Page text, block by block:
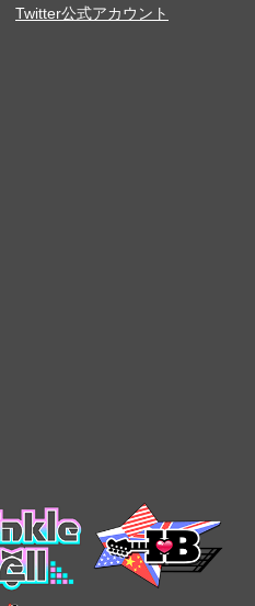
Twitter公式アカウント